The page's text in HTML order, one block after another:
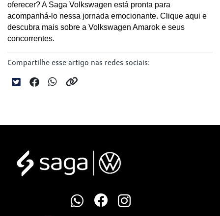
oferecer? A Saga Volkswagen está pronta para
acompanhá-lo nessa jornada emocionante. Clique aqui e
descubra mais sobre a Volkswagen Amarok e seus
concorrentes.
Compartilhe esse artigo nas redes sociais: